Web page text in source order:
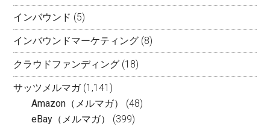
インバウンド (5)
インバウンドマーケティング (8)
クラウドファンディング (18)
サッツメルマガ(1,141)
Amazon（メルマガ）
(48)
eBay（メルマガ）
(399)